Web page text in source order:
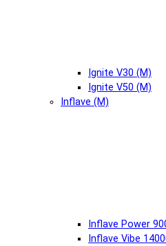
Ignite V30 (М)
Ignite V50 (М)
Inflave (М)
Inflave Power
Inflave Vibe